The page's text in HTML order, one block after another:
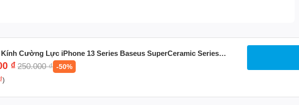
Cường Lực iPhone 13 Series Baseus SuperCeramic Series
kèm Cường lực)
₫ 250.000₫ -50%
)